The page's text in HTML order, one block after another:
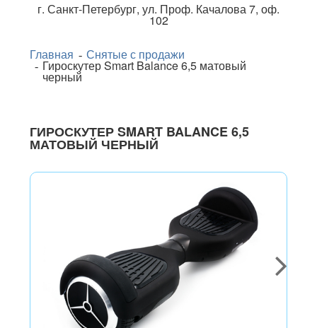
г. Санкт-Петербург, ул. Проф. Качалова 7, оф.
102
Главная Снятые с продажи
Гироскутер Smart Balance 6,5 матовый
черный
ГИРОСКУТЕР SMART BALANCE 6,5
МАТОВЫЙ ЧЕРНЫЙ